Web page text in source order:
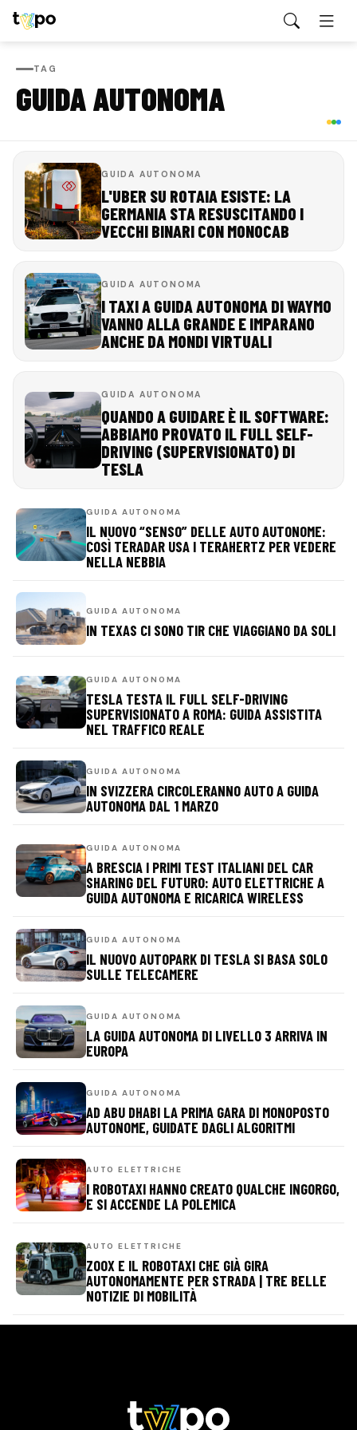
TAG
GUIDA AUTONOMA
GUIDA AUTONOMA
L'UBER SU ROTAIA ESISTE: LA
GERMANIA STA RESUSCITANDO I
VECCHI BINARI CON MONOCAB
GUIDA AUTONOMA
I TAXI A GUIDA AUTONOMA DI WAYMO
VANNO ALLA GRANDE E IMPARANO
ANCHE DA MONDI VIRTUALI
GUIDA AUTONOMA
QUANDO A GUIDARE È IL SOFTWARE:
ABBIAMO PROVATO IL FULL SELF-
DRIVING (SUPERVISIONATO) DI
TESLA
GUIDA AUTONOMA
IL NUOVO “SENSO” DELLE AUTO AUTONOME:
COSÌ TERADAR USA I TERAHERTZ PER VEDERE
NELLA NEBBIA
GUIDA AUTONOMA
IN TEXAS CI SONO TIR CHE VIAGGIANO DA SOLI
GUIDA AUTONOMA
TESLA TESTA IL FULL SELF-DRIVING
SUPERVISIONATO A ROMA: GUIDA ASSISTITA
NEL TRAFFICO REALE
GUIDA AUTONOMA
IN SVIZZERA CIRCOLERANNO AUTO A GUIDA
AUTONOMA DAL 1 MARZO
GUIDA AUTONOMA
A BRESCIA I PRIMI TEST ITALIANI DEL CAR
SHARING DEL FUTURO: AUTO ELETTRICHE A
GUIDA AUTONOMA E RICARICA WIRELESS
GUIDA AUTONOMA
IL NUOVO AUTOPARK DI TESLA SI BASA SOLO
SULLE TELECAMERE
GUIDA AUTONOMA
LA GUIDA AUTONOMA DI LIVELLO 3 ARRIVA IN
EUROPA
GUIDA AUTONOMA
AD ABU DHABI LA PRIMA GARA DI MONOPOSTO
AUTONOME, GUIDATE DAGLI ALGORITMI
AUTO ELETTRICHE
I ROBOTAXI HANNO CREATO QUALCHE INGORGO,
E SI ACCENDE LA POLEMICA
AUTO ELETTRICHE
ZOOX E IL ROBOTAXI CHE GIÀ GIRA
AUTONOMAMENTE PER STRADA | TRE BELLE
NOTIZIE DI MOBILITÀ